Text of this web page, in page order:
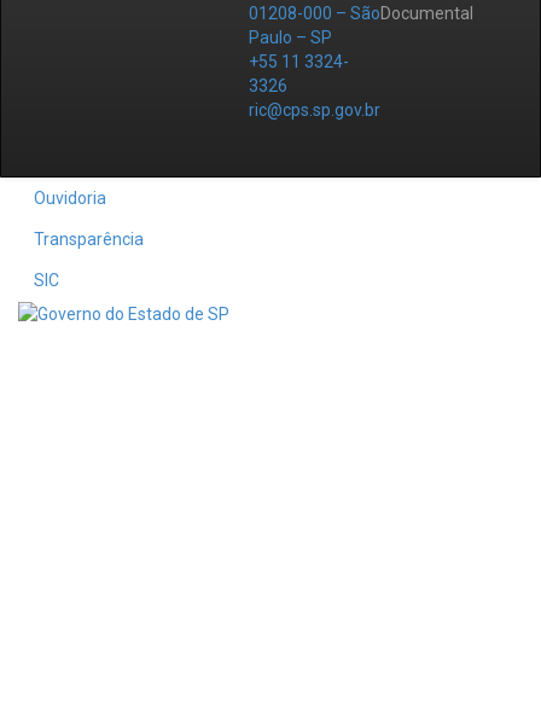
01208-000 – São
Paulo – SP
+55 11 3324-
3326
ric@cps.sp.gov.br
Documental
Ouvidoria
Transparência
SIC